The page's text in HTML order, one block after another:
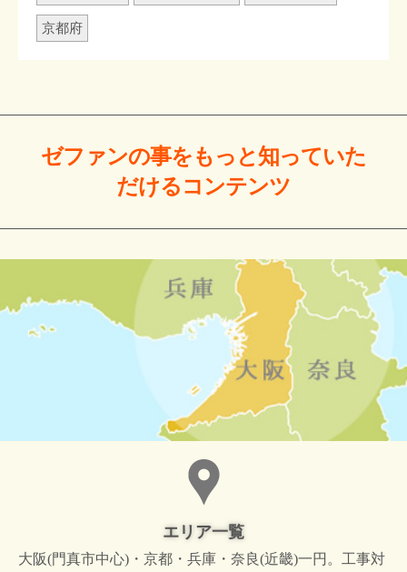
京都府
ゼファンの事をもっと知っていた
だけるコンテンツ
エリア一覧
大阪(門真市中心)・京都・兵庫・奈良(近畿)一円。工事対